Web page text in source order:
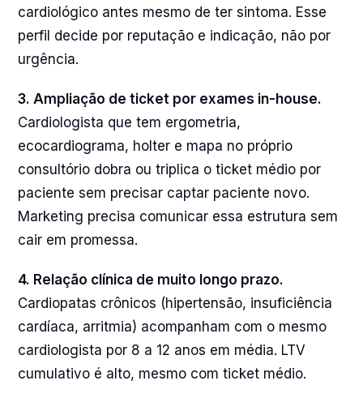
cardiológico antes mesmo de ter sintoma. Esse
perfil decide por reputação e indicação, não por
urgência.
3. Ampliação de ticket por exames in-house.
Cardiologista que tem ergometria,
ecocardiograma, holter e mapa no próprio
consultório dobra ou triplica o ticket médio por
paciente sem precisar captar paciente novo.
Marketing precisa comunicar essa estrutura sem
cair em promessa.
4. Relação clínica de muito longo prazo.
Cardiopatas crônicos (hipertensão, insuficiência
cardíaca, arritmia) acompanham com o mesmo
cardiologista por 8 a 12 anos em média. LTV
cumulativo é alto, mesmo com ticket médio.